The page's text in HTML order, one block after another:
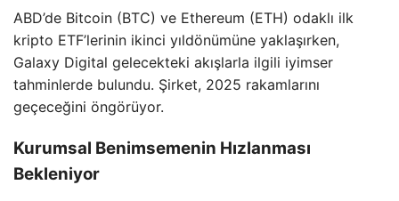
ABD’de Bitcoin (BTC) ve Ethereum (ETH) odaklı ilk
kripto ETF’lerinin ikinci yıldönümüne yaklaşırken,
Galaxy Digital gelecekteki akışlarla ilgili iyimser
tahminlerde bulundu. Şirket, 2025 rakamlarını
geçeceğini öngörüyor.
Kurumsal Benimsemenin Hızlanması
Bekleniyor